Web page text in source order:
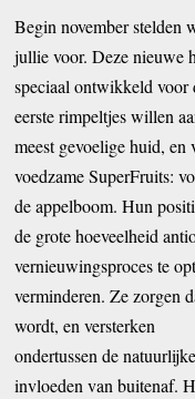
Begin november stelden
jullie voor. Deze nieuwe
speciaal ontwikkeld voor
eerste rimpeltjes willen
meest gevoelige huid,
voedzame SuperFruits:
de appelboom. Hun
de grote hoeveelheid
vernieuwingsproces te
verminderen. Ze zorgen
wordt, en versterken
ondertussen de
invloeden van buitenaf.